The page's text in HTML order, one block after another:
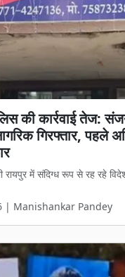
की कार्रवाई तेज:
गिरफ्तार, पहले
रायपुर में संदिग्ध रूप से रह रहे
| Manishankar Pandey